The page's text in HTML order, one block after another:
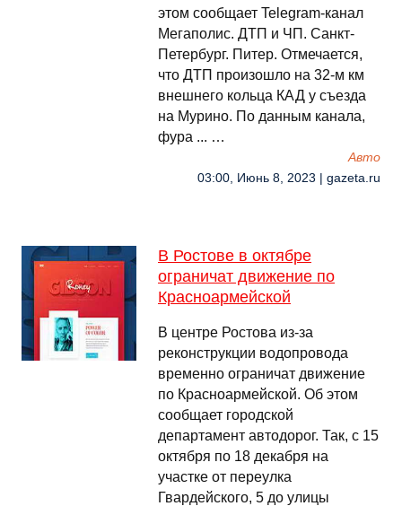
этом сообщает Telegram-канал
Мегаполис. ДТП и ЧП. Санкт-
Петербург. Питер. Отмечается,
что ДТП произошло на 32-м км
внешнего кольца КАД у съезда
на Мурино. По данным канала,
фура ... …
Авто
03:00, Июнь 8, 2023 | gazeta.ru
В Ростове в октябре
ограничат движение по
Красноармейской
В центре Ростова из-за
реконструкции водопровода
временно ограничат движение
по Красноармейской. Об этом
сообщает городской
департамент автодорог. Так, с 15
октября по 18 декабря на
участке от переулка
Гвардейского, 5 до улицы